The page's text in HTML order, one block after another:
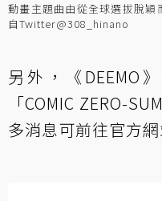
動畫主題曲由從全球選拔脫
自Twitter@308_hinano
另外，《DEEMO
「COMIC ZERO-
多消息可前往官方